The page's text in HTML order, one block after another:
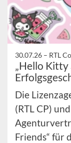
30.07.26 – RTL
„Hello Kitty
Die
(RTL CP)
Friends“ für